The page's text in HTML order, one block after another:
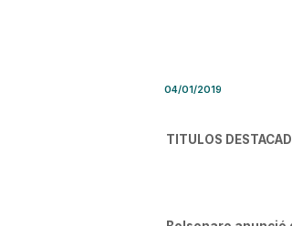
04/01/2019
TITULOS